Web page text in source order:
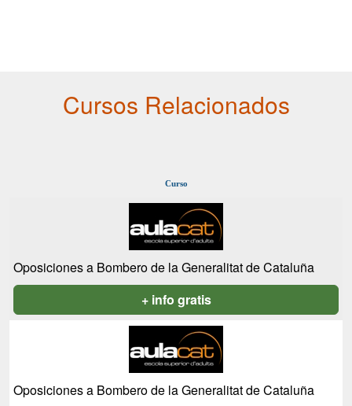
Cursos Relacionados
Curso
Oposiciones a Bombero de la Generalitat de Cataluña
+ info gratis
Oposiciones a Bombero de la Generalitat de Cataluña